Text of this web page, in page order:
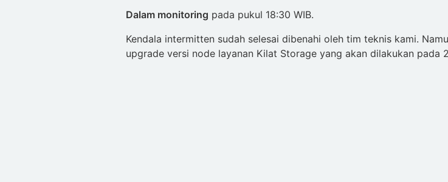
Dalam monitoring pada pukul 18:30 WIB.
Kendala intermitten sudah selesai dibenahi oleh tim teknis kami.
upgrade versi node layanan Kilat Storage yang akan dilakukan